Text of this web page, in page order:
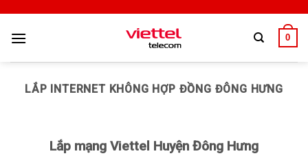
0
LẮP INTERNET KHÔNG HỢP ĐỒNG ĐÔNG HƯNG
Lắp mạng Viettel Huyện Đông Hưng